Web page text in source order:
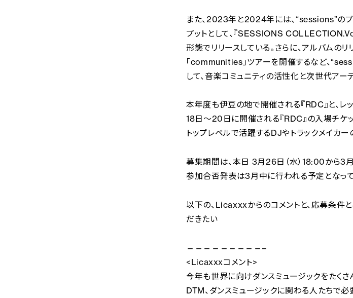
また、2023年と2024年には、“sessions”の
プットとして、『SESSIONS
形態でリリースしている。さらに、アルバムの
「communities」ツアーを開催するなど、
して、音楽コミュニティの活性化と次世代アー
本年度も伊豆の地で開催される『RDC』と、レ
18日〜20日に開催される『RDC』の入場チケ
トップレベルで活躍するDJやトラックメイカ
募集期間は、本日 3月26日（水）18:00から3
参加合否発表は3月中に行われる予定となって
以下の、Licaxxxからのコメントと、応募条件
だきたい
—————————–
<Licaxxxコメント>
今年も世界に向けダンスミュージックをたくさ
DTM、ダンスミュージックに関わる人たちで